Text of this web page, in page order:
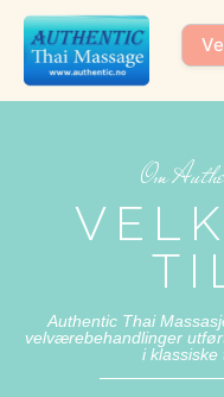
Om
Authentic Thai
velværebehandlinger
i klassiske